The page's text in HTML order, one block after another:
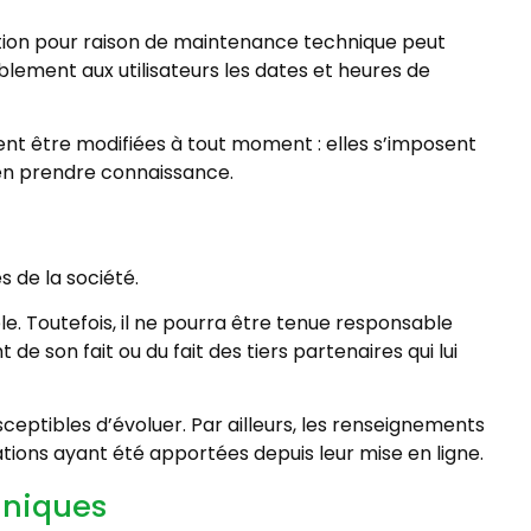
pour raison de maintenance technique peut
aux utilisateurs les dates et heures de
être modifiées à tout moment : elles s’imposent
prendre connaissance.
de la société.
Toutefois, il ne pourra être tenue responsable
de son fait ou du fait des tiers partenaires qui lui
d’évoluer. Par ailleurs, les renseignements
ayant été apportées depuis leur mise en ligne.